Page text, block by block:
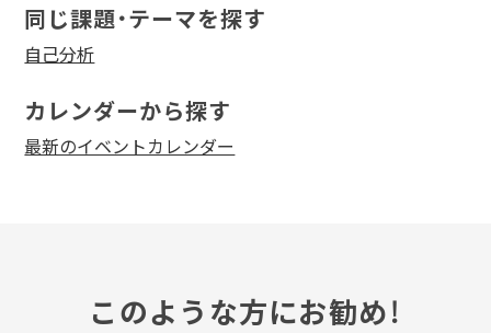
同じ課題・テーマを探す
自己分析
カレンダーから探す
最新のイベントカレンダー
このような方にお勧め！